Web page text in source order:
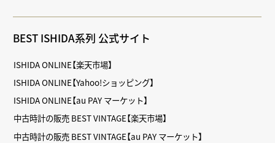
BEST ISHIDA系列 公式サイト
ISHIDA ONLINE【楽天市場】
ISHIDA ONLINE【Yahoo!ショッピング】
ISHIDA ONLINE【au PAY マーケット】
中古時計の販売 BEST VINTAGE【楽天市場】
中古時計の販売 BEST VINTAGE【au PAY マーケット】